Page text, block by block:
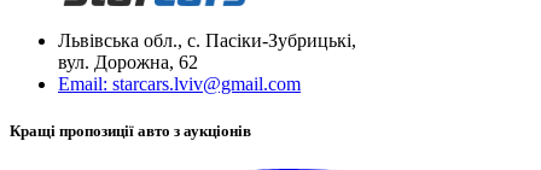
Львівська обл., с. Пасіки-Зубрицькі,
вул. Дорожна, 62
Email: starcars.lviv@gmail.com
Кращі пропозиції авто з аукціонів